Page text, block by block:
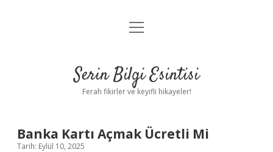
Anasayfa
Yasal Uyarı
menüyü
Serin Bilgi Esintisi
Ferah fikirler ve keyifli hikayeler!
Banka Kartı Açmak Ücretli Mi
Tarih: Eylül 10, 2025